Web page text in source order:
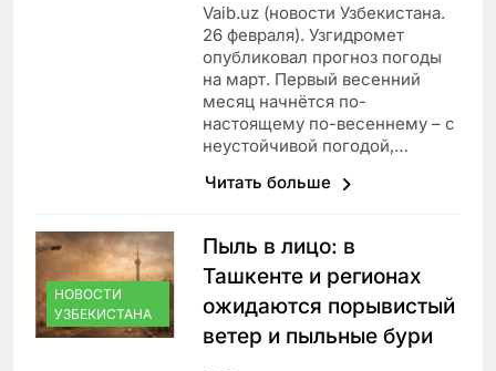
Vaib.uz (новости Узбекистана.
26 февраля). Узгидромет
опубликовал прогноз погоды
на март. Первый весенний
месяц начнётся по-
настоящему по-весеннему – с
неустойчивой погодой,…
Читать больше
НОВОСТИ
УЗБЕКИСТАНА
Пыль в лицо: в
Ташкенте и регионах
ожидаются порывистый
ветер и пыльные бури